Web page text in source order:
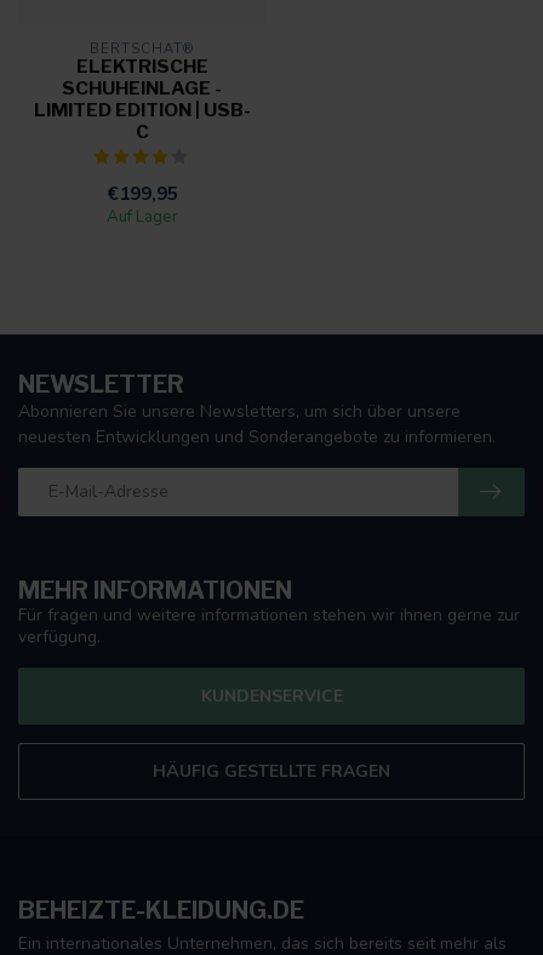
BERTSCHAT®
ELEKTRISCHE
SCHUHEINLAGE -
LIMITED EDITION | USB-
C
€199,95
Auf Lager
MEHR INFORMATIONEN
Für fragen und weitere informationen stehen wir ihnen gerne zur
verfügung.
KUNDENSERVICE
HÄUFIG GESTELLTE FRAGEN
NEWSLETTER
Abonnieren Sie unsere Newsletters, um sich über unsere
neuesten Entwicklungen und Sonderangebote zu informieren.
BEHEIZTE-KLEIDUNG.DE
Ein internationales Unternehmen, das sich bereits seit mehr als